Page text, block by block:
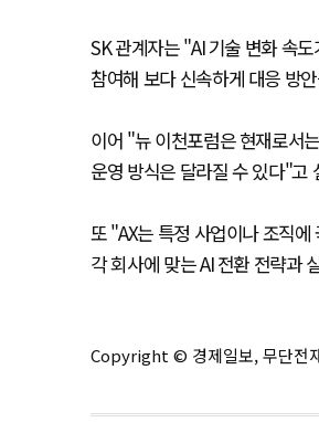
SK 관계자는 "AI 기술 변화 속
참여해 보다 신속하게 대응 방
이어 "뉴 이천포럼은 현재로서
운영 방식은 달라질 수 있다"고
또 "AX는 특정 사업이나 조직
각 회사에 맞는 AI 전환 전략과
Copyright © 경제일보, 무단전